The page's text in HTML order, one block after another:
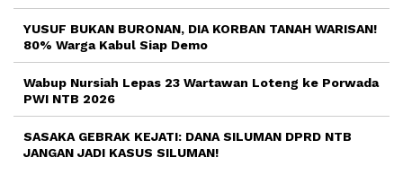
YUSUF BUKAN BURONAN, DIA KORBAN TANAH WARISAN!
80% Warga Kabul Siap Demo
Wabup Nursiah Lepas 23 Wartawan Loteng ke Porwada
PWI NTB 2026
SASAKA GEBRAK KEJATI: DANA SILUMAN DPRD NTB
JANGAN JADI KASUS SILUMAN!